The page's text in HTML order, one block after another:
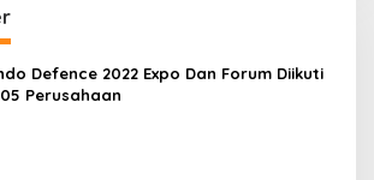
Defence 2022 Expo Dan Forum Diikuti
Perusahaan